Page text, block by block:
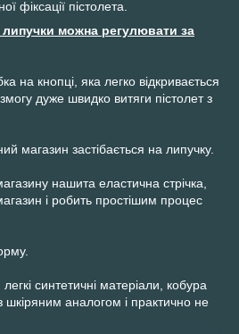
фіксації пістолета.
можна регулювати за
на кнопці, яка легко відкривається
дуже швидко витяги пістолет з
магазин застібається на липучку.
нашита еластична стрічка,
і робить простішим процес
синтетичні матеріали, кобура
шкіряним аналогом і практично не